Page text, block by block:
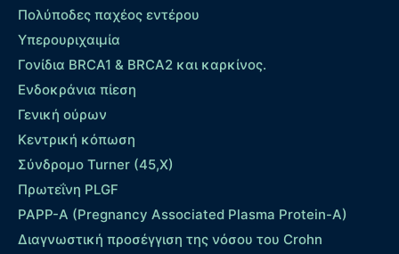
Πολύποδες παχέος εντέρου
Yπερουριχαιμία
Γονίδια BRCA1 & BRCA2 και καρκίνος.
Ενδοκράνια πίεση
Γενική ούρων
Κεντρική κόπωση
Σύνδρομο Turner (45,X)
Πρωτεΐνη PLGF
PAPP-A (Pregnancy Associated Plasma Protein-A)
Διαγνωστική προσέγγιση της νόσου του Crohn